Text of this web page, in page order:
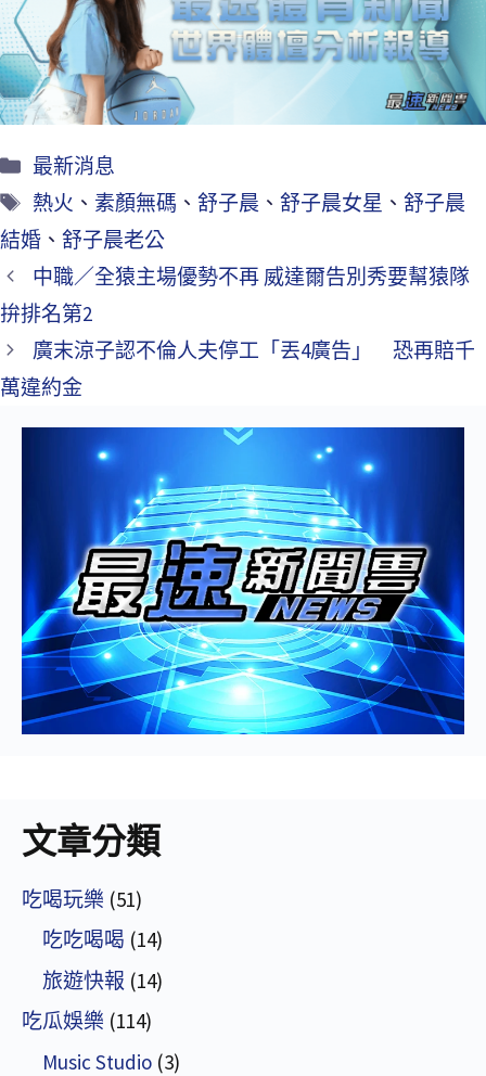
o
k
最新消息
熱火 、 素顏無碼 、舒子晨 、舒子晨女星 、舒子晨
結婚 、 舒子晨老公
中職／全猿主場優勢不再 威達爾告別秀要幫猿隊
拚排名第2
廣末涼子認不倫人夫停工「丟4廣告」 恐再賠千
萬違約金
文章分類
吃喝玩樂 (51)
吃吃喝喝 (14)
旅遊快報 (14)
吃瓜娛樂 (114)
Music Studio (3)